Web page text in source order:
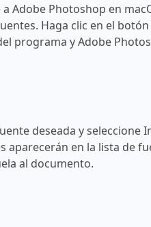
Adobe Photoshop en
Haga clic en el
programa y Adobe
deseada y
aparecerán en la lista de
al documento.